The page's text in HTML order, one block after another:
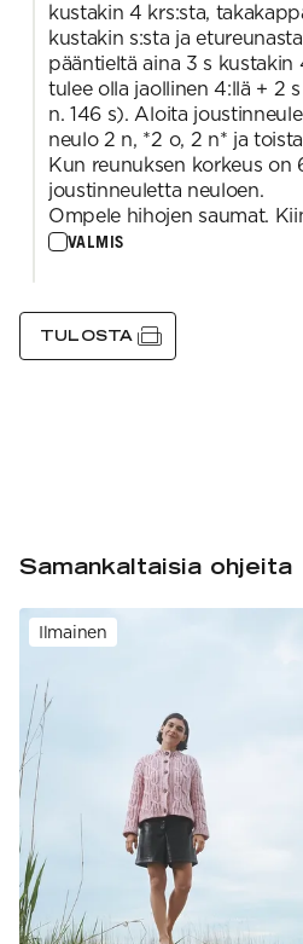
kustakin 4 krs:sta,
kustakin s:sta ja
pääntieltä aina 3 s kustakin
tulee olla jaollinen 4:llä + 2
n. 146 s). Aloita
neulo 2 n, *2 o, 2 n* ja
Kun reunuksen korkeus on
joustinneuletta neuloen.
Ompele hihojen saumat.
VALMIS
TULOSTA
Samankaltaisia ohjeita
Ilmainen